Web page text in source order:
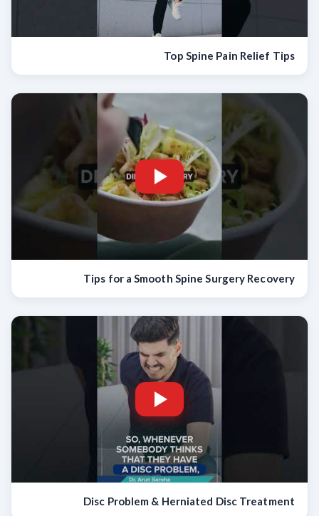
Top Spine Pain Relief Tips
Tips for a Smooth Spine Surgery Recovery
Disc Problem & Herniated Disc Treatment